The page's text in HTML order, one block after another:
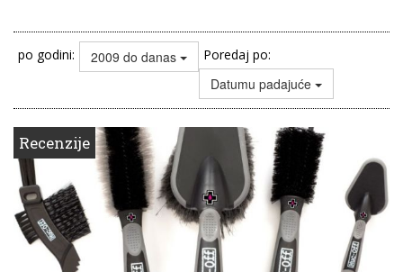
po godini: 2009 do danas Poredaj po:
Datumu padajuće
Recenzije